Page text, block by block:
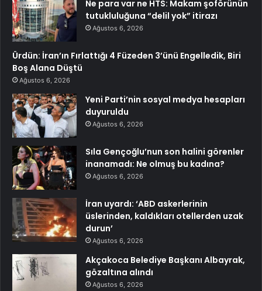
Ne para var ne HTS: Makam şoförünün
tutukluluğuna “delil yok” itirazı
Ağustos 6, 2026
Ürdün: İran’ın Fırlattığı 4 Füzeden 3’ünü Engelledik, Biri
Boş Alana Düştü
Ağustos 6, 2026
Yeni Parti’nin sosyal medya hesapları
duyuruldu
Ağustos 6, 2026
Sıla Gençoğlu’nun son halini görenler
inanamadı: Ne olmuş bu kadına?
Ağustos 6, 2026
İran uyardı: ‘ABD askerlerinin
üslerinden, kaldıkları otellerden uzak
durun’
Ağustos 6, 2026
Akçakoca Belediye Başkanı Albayrak,
gözaltına alındı
Ağustos 6, 2026